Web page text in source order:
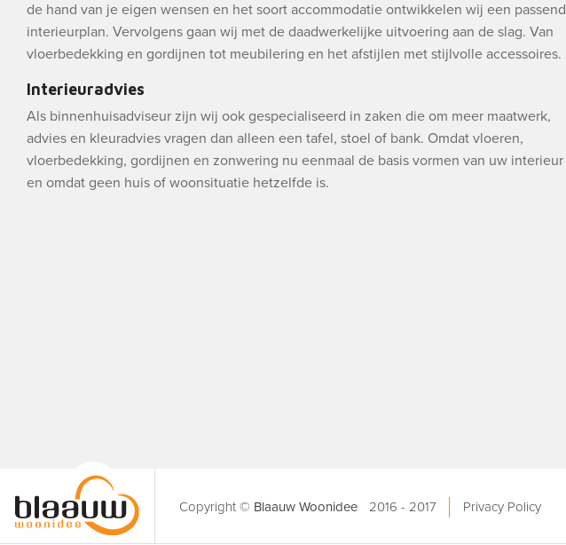
de hand van je eigen wensen en het soort accommodatie ontwikkelen wij een passend
interieurplan. Vervolgens gaan wij met de daadwerkelijke uitvoering aan de slag. Van
vloerbedekking en gordijnen tot meubilering en het afstijlen met stijlvolle accessoires.
Interieuradvies
Als binnenhuisadviseur zijn wij ook gespecialiseerd in zaken die om meer maatwerk,
advies en kleuradvies vragen dan alleen een tafel, stoel of bank. Omdat vloeren,
vloerbedekking, gordijnen en zonwering nu eenmaal de basis vormen van uw interieur
en omdat geen huis of woonsituatie hetzelfde is.
Copyright © Blaauw Woonidee 2016 - 2017 Privacy Policy